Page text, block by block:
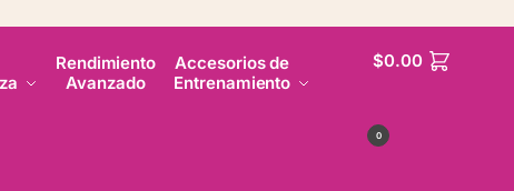
Rendimiento
Avanzado
Accesorios de
Entrenamiento
$0.00
0